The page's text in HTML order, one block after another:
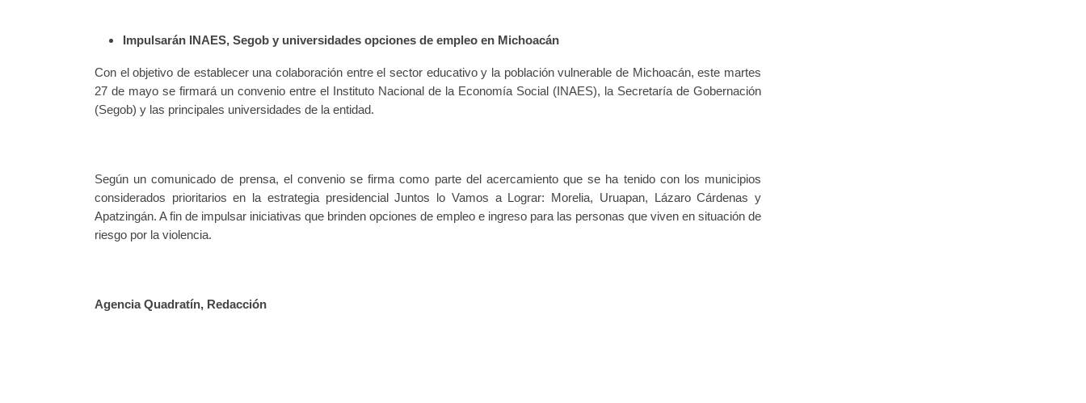
Impulsarán INAES, Segob y universidades opciones de empleo en Michoacán
Con el objetivo de establecer una colaboración entre el sector educativo y la población vulnerable de Michoacán, este martes
27 de mayo se firmará un convenio entre el Instituto Nacional de la Economía Social (INAES), la Secretaría de Gobernación
(Segob) y las principales universidades de la entidad.
Según un comunicado de prensa, el convenio se firma como parte del acercamiento que se ha tenido con los municipios
considerados prioritarios en la estrategia presidencial Juntos lo Vamos a Lograr: Morelia, Uruapan, Lázaro Cárdenas y
Apatzingán. A fin de impulsar iniciativas que brinden opciones de empleo e ingreso para las personas que viven en situación de
riesgo por la violencia.
Agencia Quadratín, Redacción